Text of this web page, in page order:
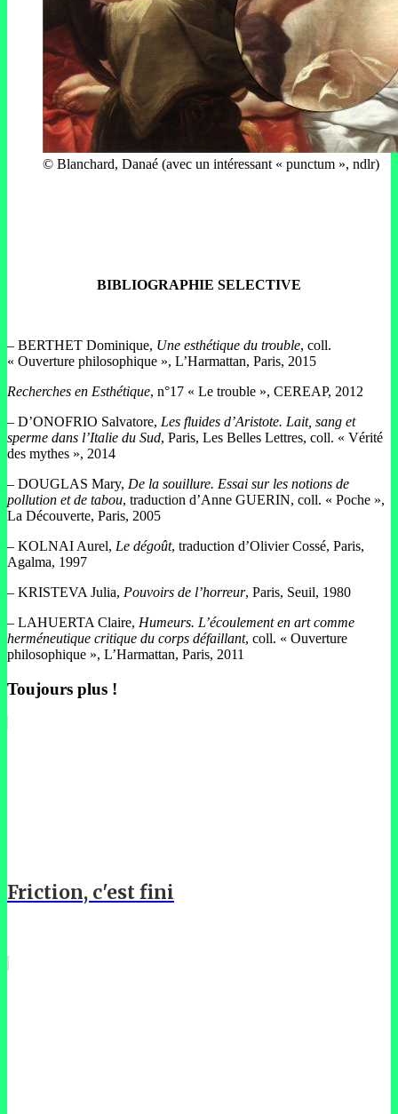
© Blanchard, Danaé (avec un intéressant « punctum », ndlr)
BIBLIOGRAPHIE SELECTIVE
– BERTHET Dominique, Une esthétique du trouble, coll.
« Ouverture philosophique », L’Harmattan, Paris, 2015
Recherches en Esthétique, n°17 « Le trouble », CEREAP, 2012
– D’ONOFRIO Salvatore, Les fluides d’Aristote. Lait, sang et
sperme dans l’Italie du Sud, Paris, Les Belles Lettres, coll. « Vérité
des mythes », 2014
– DOUGLAS Mary, De la souillure. Essai sur les notions de
pollution et de tabou, traduction d’Anne GUERIN, coll. « Poche »,
La Découverte, Paris, 2005
– KOLNAI Aurel, Le dégoût, traduction d’Olivier Cossé, Paris,
Agalma, 1997
– KRISTEVA Julia, Pouvoirs de l’horreur, Paris, Seuil, 1980
– LAHUERTA Claire, Humeurs. L’écoulement en art comme
herméneutique critique du corps défaillant, coll. « Ouverture
philosophique », L’Harmattan, Paris, 2011
Toujours plus !
Friction, c'est fini